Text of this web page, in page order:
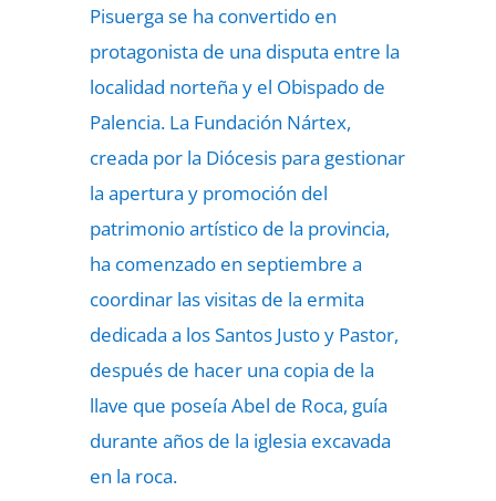
Pisuerga se ha convertido en
protagonista de una disputa entre la
localidad norteña y el Obispado de
Palencia. La Fundación Nártex,
creada por la Diócesis para gestionar
la apertura y promoción del
patrimonio artístico de la provincia,
ha comenzado en septiembre a
coordinar las visitas de la ermita
dedicada a los Santos Justo y Pastor,
después de hacer una copia de la
llave que poseía Abel de Roca, guía
durante años de la iglesia excavada
en la roca.